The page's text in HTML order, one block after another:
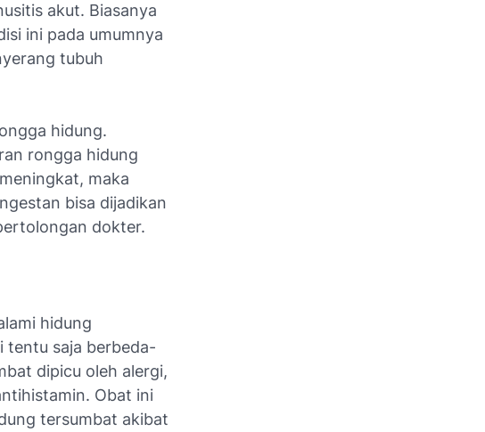
akut. Biasanya
ini pada umumnya
tubuh
hidung.
rongga hidung
maka
bisa dijadikan
dokter.
hidung
tentu saja berbeda-
dipicu oleh alergi,
Obat ini
tersumbat akibat